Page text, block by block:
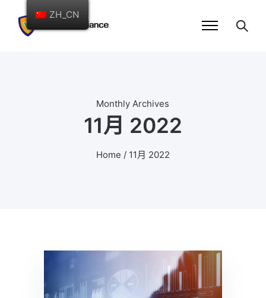
Monthly Archives
11月 2022
Home / 11月 2022
ZH_CN